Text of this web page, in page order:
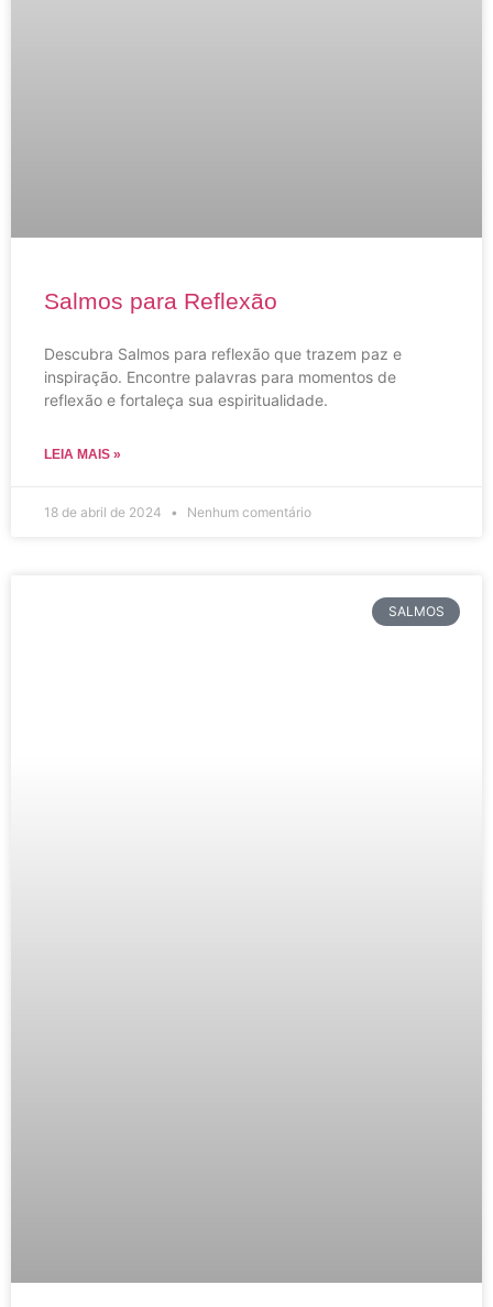
Salmos para Reflexão
Descubra Salmos para reflexão que trazem paz e
inspiração. Encontre palavras para momentos de
reflexão e fortaleça sua espiritualidade.
LEIA MAIS »
18 de abril de 2024 Nenhum comentário
SALMOS